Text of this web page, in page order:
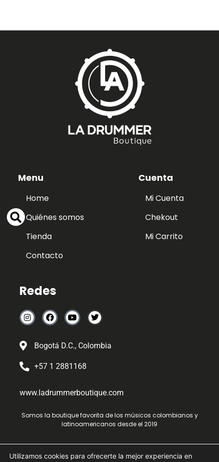
Menu
Home
Quiénes somos
Tienda
Contacto
Cuenta
Mi Cuenta
Chekout
Mi Carrito
Redes
Bogotá D.C., Colombia
+57 1 2881168
www.ladrummerboutique.com
Somos la boutique favorita de los músicos colombianos y
latinoamericanos desde el 2019
by -
Utilizamos cookies para ofrecerte la mejor experiencia en